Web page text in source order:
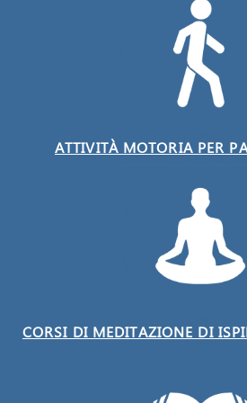
ATTIVITÀ MOTORIA PER
CORSI DI MEDITAZIONE DI